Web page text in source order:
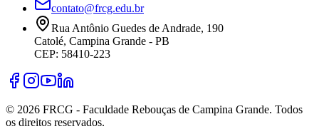
contato@frcg.edu.br
Rua Antônio Guedes de Andrade, 190
Catolé, Campina Grande - PB
CEP: 58410-223
© 2026 FRCG - Faculdade Rebouças de Campina Grande. Todos
os direitos reservados.